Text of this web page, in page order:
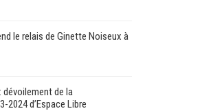
le relais de Ginette Noiseux à
dévoilement de la
2024 d’Espace Libre